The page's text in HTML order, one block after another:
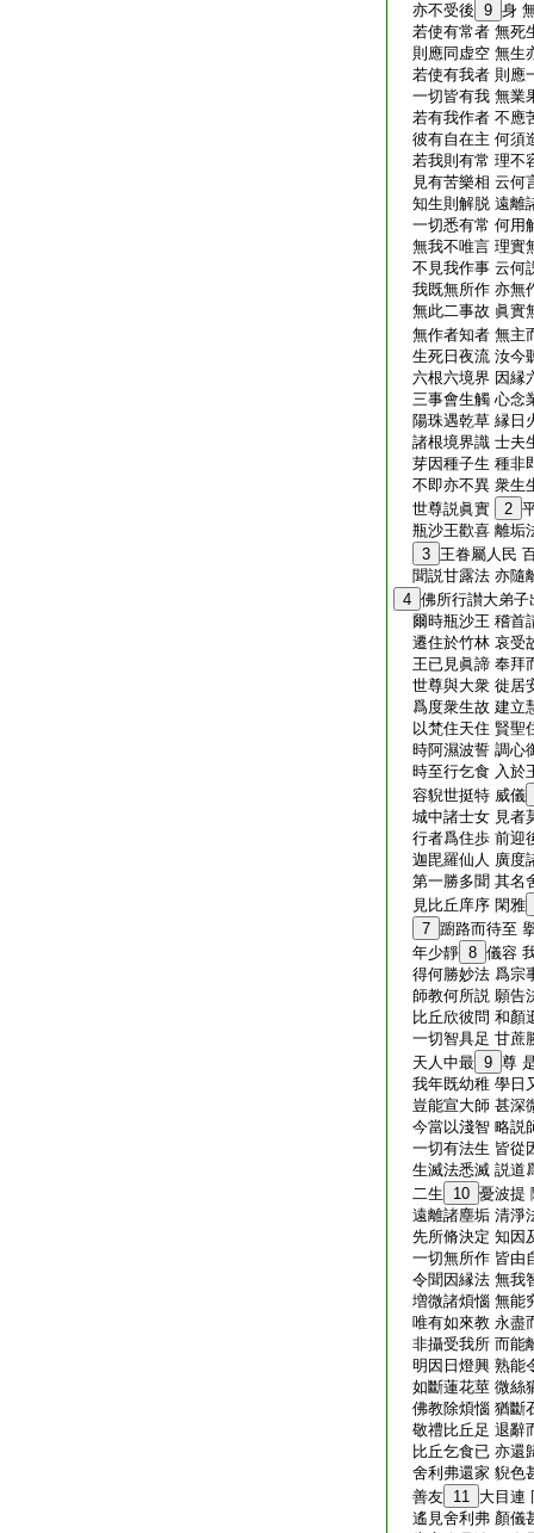
亦不受後 9 身
若使有常者 無死
則應同虚空 無生
若使有我者 則應
一切皆有我 無業
若有我作者 不應
彼有自在主 何須
若我則有常 理不
見有苦樂相 云何
知生則解脱 遠離
一切悉有常 何用
無我不唯言 理實
不見我作事 云何
我既無所作 亦無
無此二事故 眞實
無作者知者 無主
生死日夜流 汝今
六根六境界 因縁
三事會生觸 心念
陽珠遇乾草 縁日
諸根境界識 士夫
芽因種子生 種非
不即亦不異 衆生
世尊説眞實
2
瓶沙王歡喜 離垢
3 王眷屬人民
聞説甘露法 亦隨
4 佛所行讃大弟子
爾時瓶沙王 稽首
遷住於竹林 哀受
王已見眞諦 奉拜
世尊與大衆 徙居
爲度衆生故 建立
以梵住天住 賢聖
時阿濕波誓 調心
時至行乞食 入於
容貎世挺特 威儀
城中諸士女 見者
行者爲住歩 前迎
迦毘羅仙人 廣度
第一勝多聞 其名
見比丘庠序 閑雅
7 躕路而待至
年少靜 8 儀容
得何勝妙法 爲宗
師教何所説 願告
比丘欣彼問 和顏
一切智具足 甘蔗
天人中最 9 尊
我年既幼稚 學日
豈能宣大師 甚深
今當以淺智 略説
一切有法生 皆從
生滅法悉滅 説道
二生
10 憂波提
遠離諸塵垢 清淨
先所脩決定 知因
一切無所作 皆由
令聞因縁法 無我
増微諸煩惱 無能
唯有如來教 永盡
非攝受我所 而能
明因日燈興 熟能
如斷蓮花莖 微絲
佛教除煩惱 猶斷
敬禮比丘足 退辭
比丘乞食已 亦還
舍利弗還家 貎色
善友 11 大目連
遙見舍利弗 顏儀